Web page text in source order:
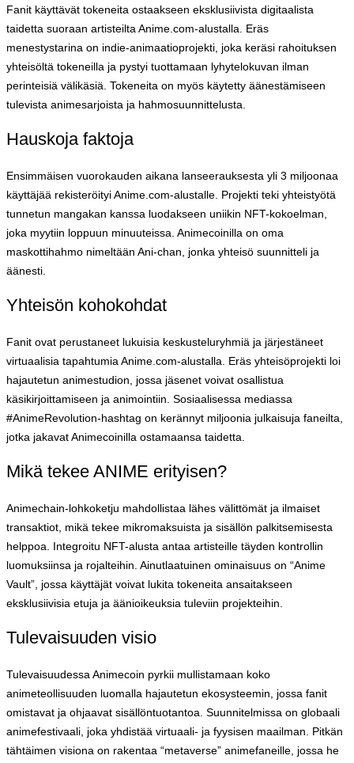
Fanit käyttävät tokeneita ostaakseen eksklusiivista digitaalista
taidetta suoraan artisteilta Anime.com-alustalla. Eräs
menestystarina on indie-animaatioprojekti, joka keräsi rahoituksen
yhteisöltä tokeneilla ja pystyi tuottamaan lyhytelokuvan ilman
perinteisiä välikäsiä. Tokeneita on myös käytetty äänestämiseen
tulevista animesarjoista ja hahmosuunnittelusta.
Hauskoja faktoja
Ensimmäisen vuorokauden aikana lanseerauksesta yli 3 miljoonaa
käyttäjää rekisteröityi Anime.com-alustalle. Projekti teki yhteistyötä
tunnetun mangakan kanssa luodakseen uniikin NFT-kokoelman,
joka myytiin loppuun minuuteissa. Animecoinilla on oma
maskottihahmo nimeltään Ani-chan, jonka yhteisö suunnitteli ja
äänesti.
Yhteisön kohokohdat
Fanit ovat perustaneet lukuisia keskusteluryhmiä ja järjestäneet
virtuaalisia tapahtumia Anime.com-alustalla. Eräs yhteisöprojekti loi
hajautetun animestudion, jossa jäsenet voivat osallistua
käsikirjoittamiseen ja animointiin. Sosiaalisessa mediassa
#AnimeRevolution-hashtag on kerännyt miljoonia julkaisuja faneilta,
jotka jakavat Animecoinilla ostamaansa taidetta.
Mikä tekee ANIME erityisen?
Animechain-lohkoketju mahdollistaa lähes välittömät ja ilmaiset
transaktiot, mikä tekee mikromaksuista ja sisällön palkitsemisesta
helppoa. Integroitu NFT-alusta antaa artisteille täyden kontrollin
luomuksiinsa ja rojalteihin. Ainutlaatuinen ominaisuus on “Anime
Vault”, jossa käyttäjät voivat lukita tokeneita ansaitakseen
eksklusiivisia etuja ja äänioikeuksia tuleviin projekteihin.
Tulevaisuuden visio
Tulevaisuudessa Animecoin pyrkii mullistamaan koko
animeteollisuuden luomalla hajautetun ekosysteemin, jossa fanit
omistavat ja ohjaavat sisällöntuotantoa. Suunnitelmissa on globaali
animefestivaali, joka yhdistää virtuaali- ja fyysisen maailman. Pitkän
tähtäimen visiona on rakentaa “metaverse” animefaneille, jossa he